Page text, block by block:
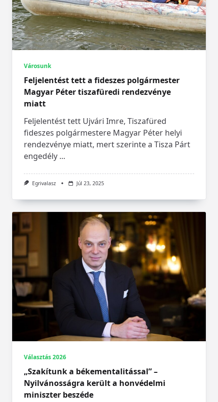
Városunk
Feljelentést tett a fideszes polgármester
Magyar Péter tiszafüredi rendezvénye
miatt
Feljelentést tett Ujvári Imre, Tiszafüred
fideszes polgármestere Magyar Péter helyi
rendezvénye miatt, mert szerinte a Tisza Párt
engedély ...
Egrivalasz Júl 23, 2025
Választás 2026
„Szakítunk a békementalitással” –
Nyilvánosságra került a honvédelmi
miniszter beszéde